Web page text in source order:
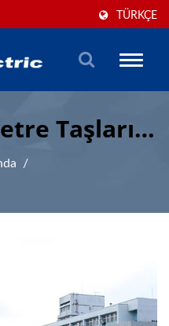
TÜRKÇE
Toggle
Taşları |
Electric
/